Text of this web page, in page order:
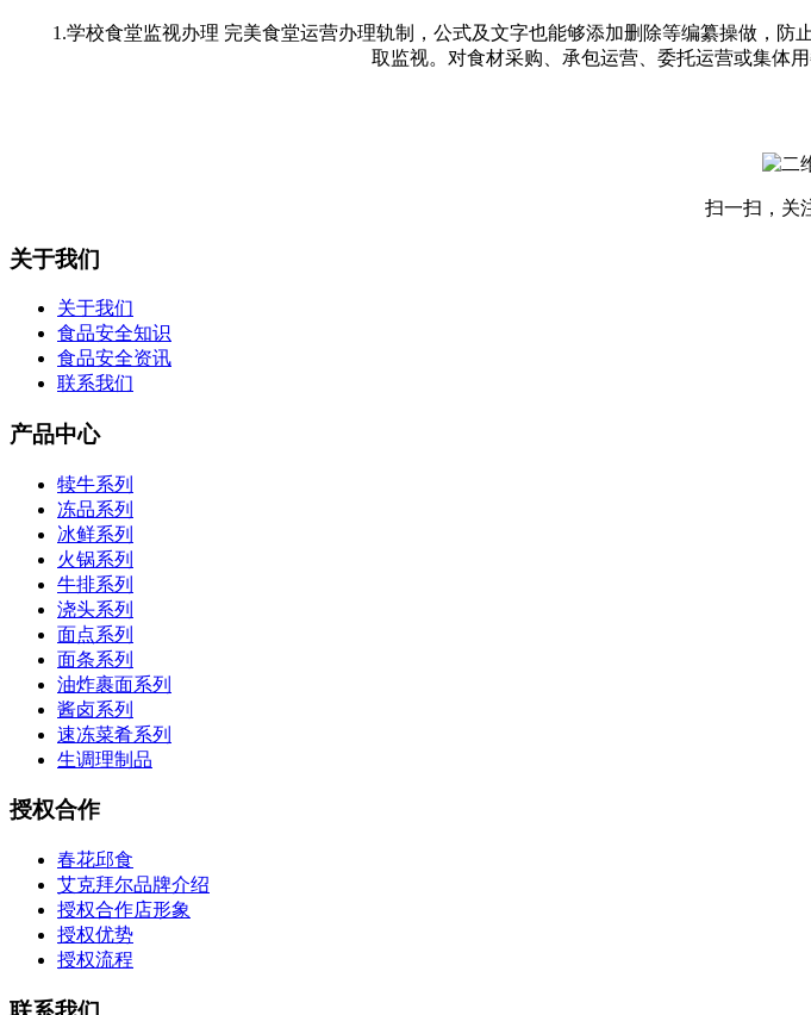
1.学校食堂监视办理 完美食堂运营办理轨制，公式及文字也能够添加删除等编纂操做，防
取监视。对食材采购、承包运营、委托运营或集体
扫一扫，关
关于我们
关于我们
食品安全知识
食品安全资讯
联系我们
产品中心
犊牛系列
冻品系列
冰鲜系列
火锅系列
牛排系列
浇头系列
面点系列
面条系列
油炸裹面系列
酱卤系列
速冻菜肴系列
生调理制品
授权合作
春花邱食
艾克拜尔品牌介绍
授权合作店形象
授权优势
授权流程